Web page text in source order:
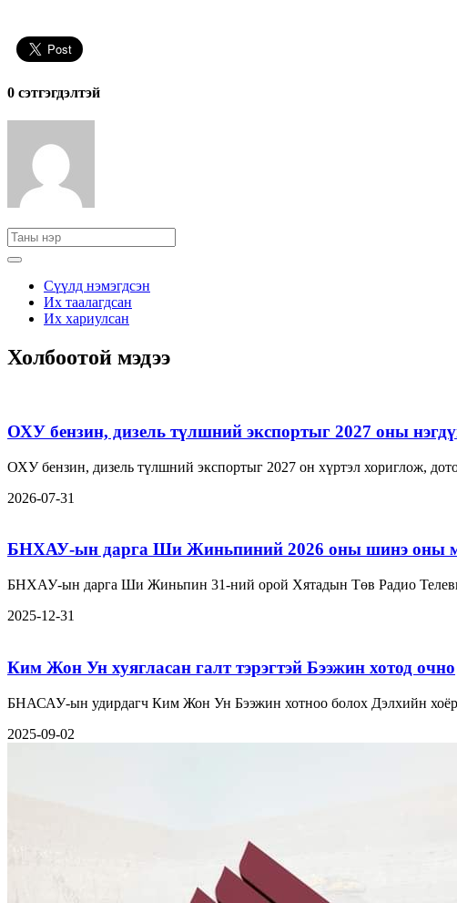
0 cэтгэгдэлтэй
Сүүлд нэмэгдсэн
Их таалагдсан
Их хариулсан
Холбоотой мэдээ
ОХУ бензин, дизель түлшний экспортыг 2027 оны
ОХУ бензин, дизель түлшний экспортыг 2027 он хүртэл хориглож,
2026-07-31
БНХАУ-ын дарга Ши Жиньпиний 2026 оны шинэ оны
БНХАУ-ын дарга Ши Жиньпин 31-ний орой Хятадын Төв Радио
2025-12-31
Ким Жон Ун хуягласан галт тэрэгтэй Бээжин хотод очно
БНАСАУ-ын удирдагч Ким Жон Ун Бээжин хотноо болох Дэлхийн
2025-09-02